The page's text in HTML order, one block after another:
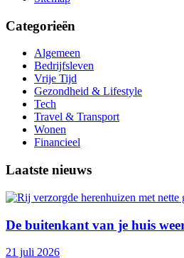
Categorieën
Algemeen
Bedrijfsleven
Vrije Tijd
Gezondheid & Lifestyle
Tech
Travel & Transport
Wonen
Financieel
Laatste nieuws
De buitenkant van je huis
21 juli 2026